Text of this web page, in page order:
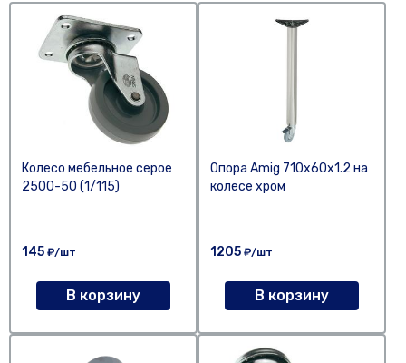
Колесо мебельное серое
2500-50 (1/115)
145 ₽/шт
В корзину
Опора Amig 710х60х1.2 на
колесе хром
1205 ₽/шт
В корзину